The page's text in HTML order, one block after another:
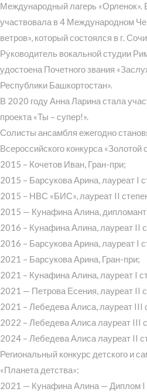
Международный лагерь «Орленок».
участвовала в 4 Международном
ветров», который состоялся в г.
Руководитель вокальной студии
удостоена Почетного звания
Республики Башкортостан».
В 2020 году Анна Ларина стала
проекта «Ты – супер!».
Солисты ансамбля ежегодно
Всероссийского конкурса «Золотой
2015 – Кочетов Иван, Гран-при;
2015 – Барсукова Арина, лауреат I
2015 – НВС «БИС», лауреат II
2015 — Кунафина Алина, дипломант
2016 – Кунафина Алина, лауреат II
2016 – Барсукова Арина, лауреат I
2021 – Барсукова Арина, Гран-при;
2021 – Кунафина Алина, лауреат I
2021 — Петрова Есения, лауреат II
2021 – Лебедева Алиса, лауреат III
2022 – Лебедева Алиса лауреат III
2024 – Лебедева Алиса лауреат II
Региональный конкурс детского и
«Планета детства»:
2021 — Кунафина Алина — Диплом I